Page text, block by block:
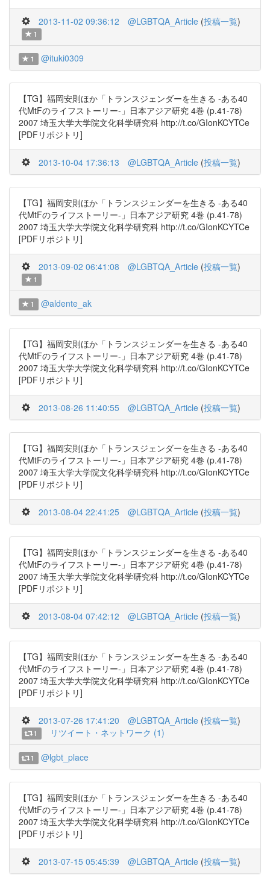
2013-11-02 09:36:12 @LGBTQA_Article (投稿一覧)
1
1 @ituki0309
【TG】福岡安則ほか「トランスジェンダーを生きる -ある40
代MtFのライフストーリー-」日本アジア研究 4巻 (p.41-78)
2007 埼玉大学大学院文化科学研究科 http://t.co/GIonKCYTCe
[PDFリポジトリ]
2013-10-04 17:36:13 @LGBTQA_Article (投稿一覧)
【TG】福岡安則ほか「トランスジェンダーを生きる -ある40
代MtFのライフストーリー-」日本アジア研究 4巻 (p.41-78)
2007 埼玉大学大学院文化科学研究科 http://t.co/GIonKCYTCe
[PDFリポジトリ]
2013-09-02 06:41:08 @LGBTQA_Article (投稿一覧)
1
1 @aldente_ak
【TG】福岡安則ほか「トランスジェンダーを生きる -ある40
代MtFのライフストーリー-」日本アジア研究 4巻 (p.41-78)
2007 埼玉大学大学院文化科学研究科 http://t.co/GIonKCYTCe
[PDFリポジトリ]
2013-08-26 11:40:55 @LGBTQA_Article (投稿一覧)
【TG】福岡安則ほか「トランスジェンダーを生きる -ある40
代MtFのライフストーリー-」日本アジア研究 4巻 (p.41-78)
2007 埼玉大学大学院文化科学研究科 http://t.co/GIonKCYTCe
[PDFリポジトリ]
2013-08-04 22:41:25 @LGBTQA_Article (投稿一覧)
【TG】福岡安則ほか「トランスジェンダーを生きる -ある40
代MtFのライフストーリー-」日本アジア研究 4巻 (p.41-78)
2007 埼玉大学大学院文化科学研究科 http://t.co/GIonKCYTCe
[PDFリポジトリ]
2013-08-04 07:42:12 @LGBTQA_Article (投稿一覧)
【TG】福岡安則ほか「トランスジェンダーを生きる -ある40
代MtFのライフストーリー-」日本アジア研究 4巻 (p.41-78)
2007 埼玉大学大学院文化科学研究科 http://t.co/GIonKCYTCe
[PDFリポジトリ]
2013-07-26 17:41:20 @LGBTQA_Article (投稿一覧)
1 リツイート・ネットワーク (1)
1 @lgbt_place
【TG】福岡安則ほか「トランスジェンダーを生きる -ある40
代MtFのライフストーリー-」日本アジア研究 4巻 (p.41-78)
2007 埼玉大学大学院文化科学研究科 http://t.co/GIonKCYTCe
[PDFリポジトリ]
2013-07-15 05:45:39 @LGBTQA_Article (投稿一覧)